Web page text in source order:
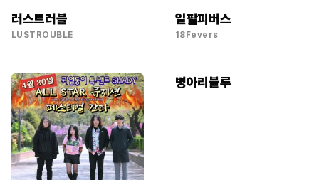
러스트러블
LUSTROUBLE
일팔피버스
18Fevers
병아리블루